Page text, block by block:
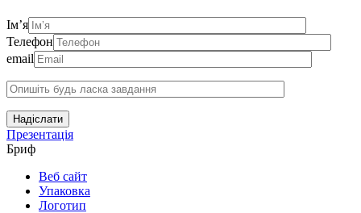
Ім’я
Телефон
email
Надіслати
Презентація
Бриф
Веб сайт
Упаковка
Логотип